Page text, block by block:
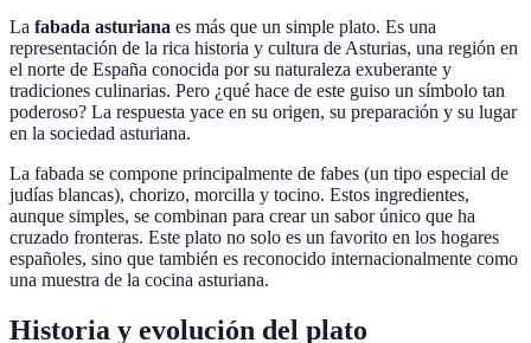
La fabada asturiana es más que un simple plato. Es una
representación de la rica historia y cultura de Asturias, una región en
el norte de España conocida por su naturaleza exuberante y
tradiciones culinarias. Pero ¿qué hace de este guiso un símbolo tan
poderoso? La respuesta yace en su origen, su preparación y su lugar
en la sociedad asturiana.
La fabada se compone principalmente de fabes (un tipo especial de
judías blancas), chorizo, morcilla y tocino. Estos ingredientes,
aunque simples, se combinan para crear un sabor único que ha
cruzado fronteras. Este plato no solo es un favorito en los hogares
españoles, sino que también es reconocido internacionalmente como
una muestra de la cocina asturiana.
Historia y evolución del plato